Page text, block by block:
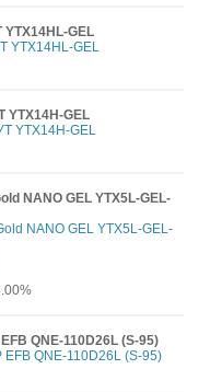
GEL
YTX14H-GEL
NANO GEL YTX5L-GEL-
QNE-110D26L (S-95)